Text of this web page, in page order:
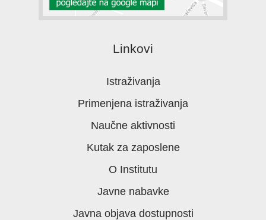
Linkovi
Istraživanja
Primenjena istraživanja
Naučne aktivnosti
Kutak za zaposlene
O Institutu
Javne nabavke
Javna objava dostupnosti